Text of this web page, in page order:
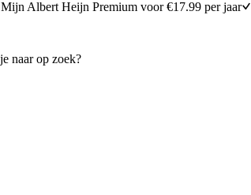
Mijn Albert Heijn Premium voor €17.99 per jaar